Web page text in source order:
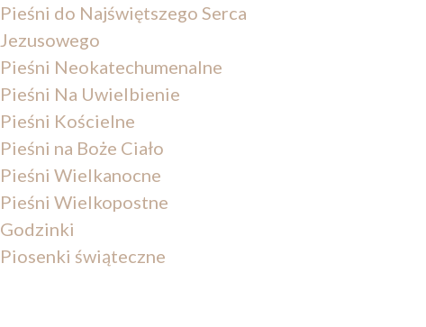
Pieśni do Najświętszego Serca
Jezusowego
Pieśni Neokatechumenalne
Pieśni Na Uwielbienie
Pieśni Kościelne
Pieśni na Boże Ciało
Pieśni Wielkanocne
Pieśni Wielkopostne
Godzinki
Piosenki świąteczne